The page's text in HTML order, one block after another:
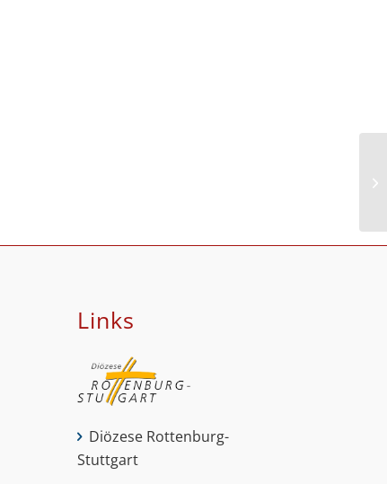
Links
Diözese Rottenburg-
Stuttgart